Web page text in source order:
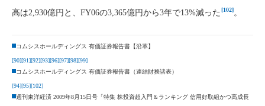
高は2,930億円と、FY06の3,365億円から3年で13%減った [102]。
コムシスホールディングス 有価証券報告書【沿革】
[90][91][92][93][96][97][98][99]
コムシスホールディングス 有価証券報告書（連結財務諸表）
[94][95][102]
週刊東洋経済 2009年8月15日号「特集 株投資超入門＆ランキング 信用好取組かつ高成長